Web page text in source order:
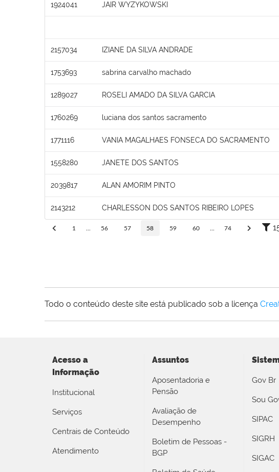
1924041 JAIR WYZYKOWSKI
2157034 IZIANE DA SILVA ANDRADE
1753693 sabrina carvalho machado
1289027 ROSELI AMADO DA SILVA GARCIA
1760269 luciana dos santos sacramento
1771116 VANIA MAGALHAES FONSECA DO SACRAMENTO
1558280 JANETE DOS SANTOS
2039817 ALAN AMORIM PINTO
2143212 CHARLESSON DOS SANTOS RIBEIRO LOPES
1 56 57 58 59 60 74
Todo o conteúdo deste site está publicado sob a licença
Acesso a
Informação
Institucional
Serviços
Centrais de Conteúdo
Atendimento
Assuntos
Aposentadoria e
Pensão
Avaliação de
Desempenho
Boletim de Pessoas -
BGP
Gov Br
Sou
SIPAC
SIGRH
SIGAC